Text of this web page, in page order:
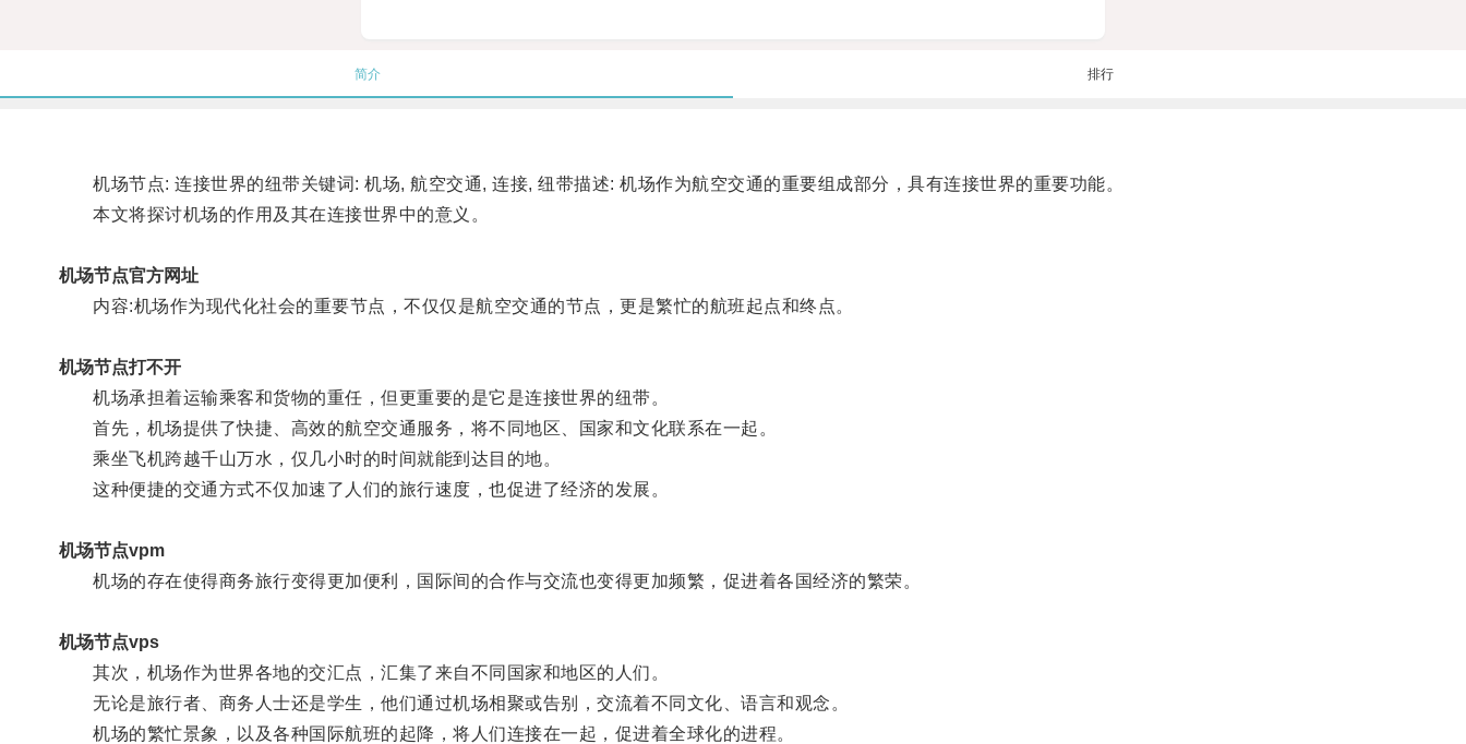
简介 排行
机场节点: 连接世界的纽带关键词: 机场, 航空交通, 连接, 纽带描述: 机场作为航空交通的重要组成部分，具有连接世界的重要功能。
本文将探讨机场的作用及其在连接世界中的意义。
机场节点官方网址
内容:机场作为现代化社会的重要节点，不仅仅是航空交通的节点，更是繁忙的航班起点和终点。
机场节点打不开
机场承担着运输乘客和货物的重任，但更重要的是它是连接世界的纽带。
首先，机场提供了快捷、高效的航空交通服务，将不同地区、国家和文化联系在一起。
乘坐飞机跨越千山万水，仅几小时的时间就能到达目的地。
这种便捷的交通方式不仅加速了人们的旅行速度，也促进了经济的发展。
机场节点vpm
机场的存在使得商务旅行变得更加便利，国际间的合作与交流也变得更加频繁，促进着各国经济的繁荣。
机场节点vps
其次，机场作为世界各地的交汇点，汇集了来自不同国家和地区的人们。
无论是旅行者、商务人士还是学生，他们通过机场相聚或告别，交流着不同文化、语言和观念。
机场的繁忙景象，以及各种国际航班的起降，将人们连接在一起，促进着全球化的进程。